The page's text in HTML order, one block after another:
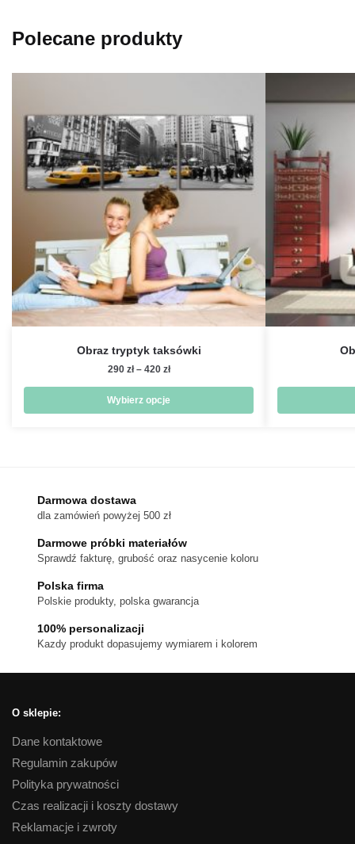
Polecane produkty
Obraz tryptyk taksówki
290 zł – 420 złZakres
od
290 zł
Wybierz opcje
Opcje
można
wybrać
stronie
Darmowa dostawa
dla zamówień powyżej 500 zł
Darmowe próbki materiałów
Sprawdź fakturę, grubość oraz nasycenie koloru
Polska firma
Polskie produkty, polska gwarancja
100% personalizacji
Kazdy produkt dopasujemy wymiarem i kolorem
O sklepie:
Dane kontaktowe
Regulamin zakupów
Polityka prywatności
Czas realizacji i koszty dostawy
Reklamacje i zwroty